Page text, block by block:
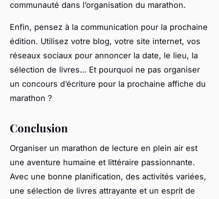
communauté dans l’organisation du marathon.
Enfin, pensez à la communication pour la prochaine
édition. Utilisez votre blog, votre site internet, vos
réseaux sociaux pour annoncer la date, le lieu, la
sélection de livres… Et pourquoi ne pas organiser
un concours d’écriture pour la prochaine affiche du
marathon ?
Conclusion
Organiser un marathon de lecture en plein air est
une aventure humaine et littéraire passionnante.
Avec une bonne planification, des activités variées,
une sélection de livres attrayante et un esprit de